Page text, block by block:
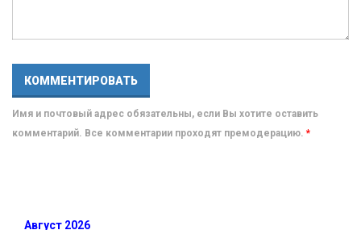
Имя и почтовый адрес обязательны, если Вы хотите оставить
комментарий. Все комментарии проходят премодерацию. *
Август 2026